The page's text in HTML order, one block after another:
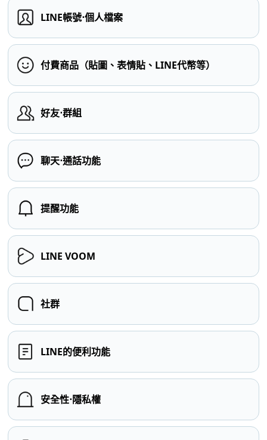
LINE帳號⋅個人檔案
付費商品（貼圖、表情貼、LINE代幣等）
好友⋅群組
聊天⋅通話功能
提醒功能
LINE VOOM
社群
LINE的便利功能
安全性⋅隱私權